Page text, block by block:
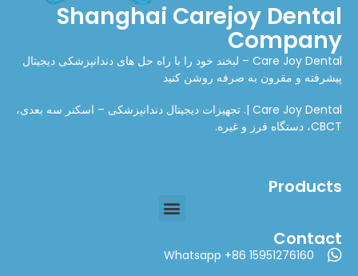
Shanghai Carejoy Dental
Company
Care Joy Dental – لبخند خود را با راه حل های دندانپزشکی دیجیتال
پیشرفته و مقرون به صرفه روشن کنید
Care Joy Dental |. تجهیزات دیجیتال دندانپزشکی – اسکنر سه بعدی،
CBCT، دستگاه فرز و غیره.
Products
Contact
Whatsapp +86 15951276160